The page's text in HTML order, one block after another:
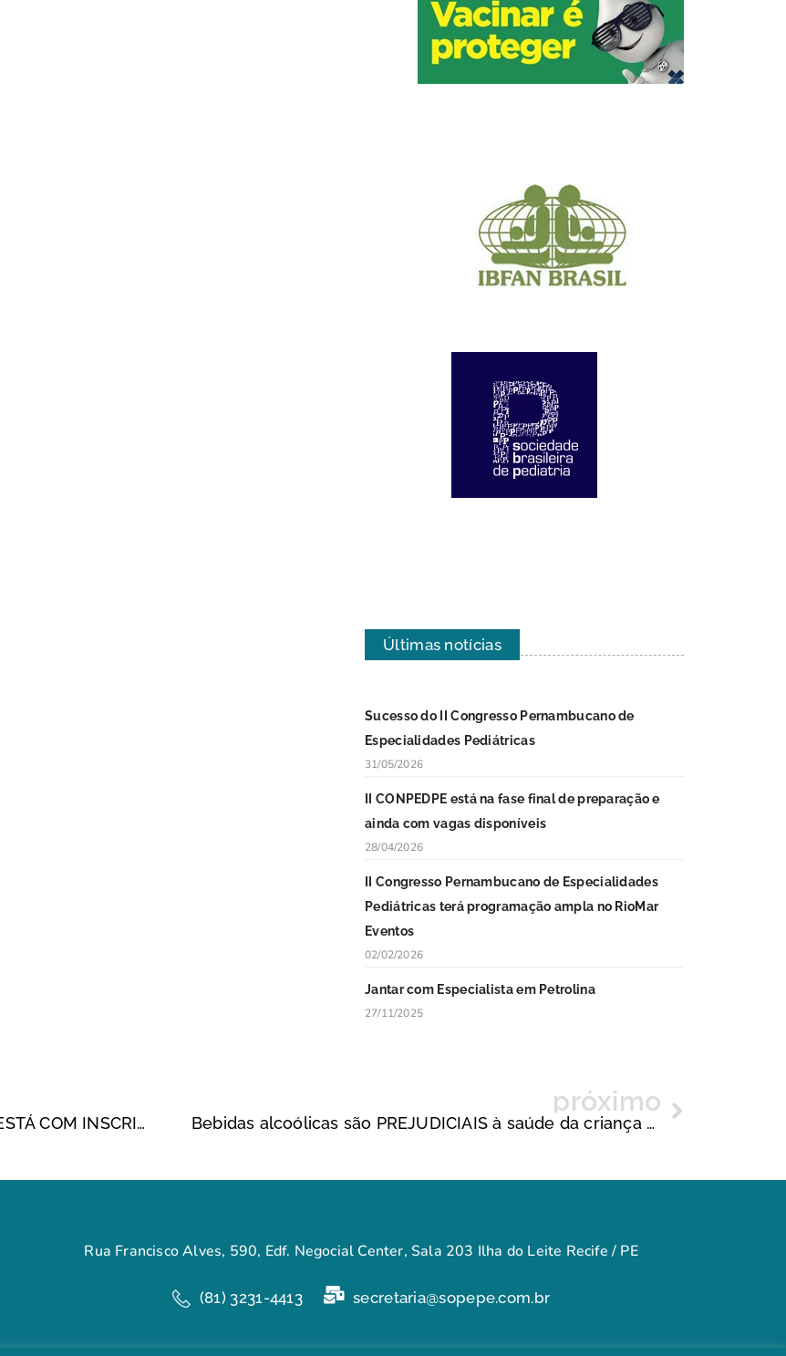
Últimas notícias
Sucesso do II Congresso Pernambucano de
Especialidades Pediátricas
31/05/2026
II CONPEDPE está na fase final de preparação e
ainda com vagas disponíveis
28/04/2026
II Congresso Pernambucano de Especialidades
Pediátricas terá programação ampla no RioMar
Eventos
02/02/2026
Jantar com Especialista em Petrolina
27/11/2025
PÓS-GRADUAÇÃO NA ÁREA DA SAÚDE ESTÁ COM INSCRIÇÕES ABERTAS
próximo
Bebidas alcoólicas são PREJUDICIAIS à saúde da criança e do adolescente
Rua Francisco Alves, 590, Edf. Negocial Center, Sala 203 Ilha do Leite Recife / PE
(81) 3231-4413 secretaria@sopepe.com.br